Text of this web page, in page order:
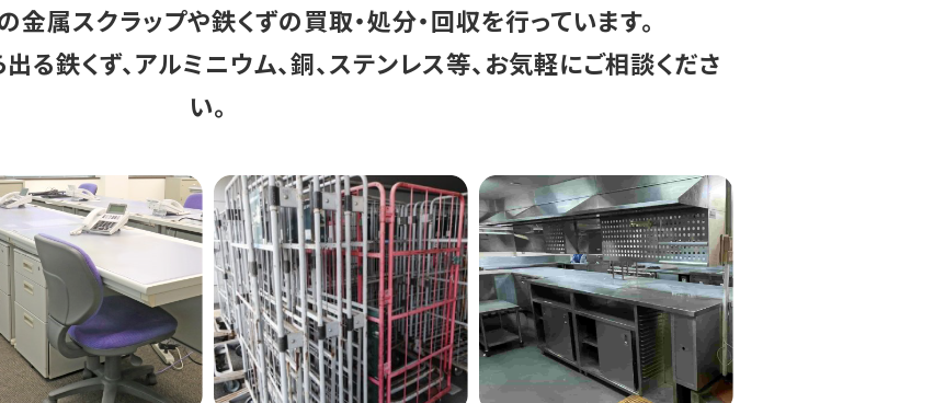
属スクラップや鉄くずの買取・処分・回収を行っています。
る鉄くず、アルミニウム、銅、ステンレス等、お気軽にご相談くださ
い。